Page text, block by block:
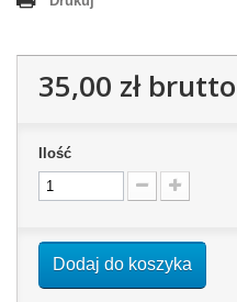
35,00 złbrutto
Ilość
Dodaj do koszyka